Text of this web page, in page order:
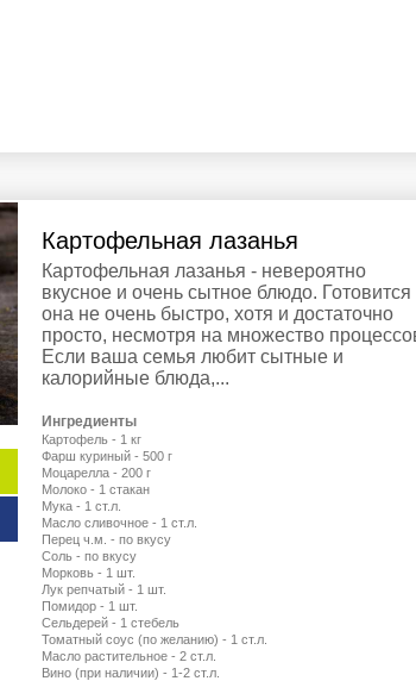
Картофельная лазанья
Картофельная лазанья - невероятно
вкусное и очень сытное блюдо. Готовится
она не очень быстро, хотя и достаточно
просто, несмотря на множество
Если ваша семья любит сытные и
калорийные блюда,...
Ингредиенты
Картофель - 1 кг
Фарш куриный - 500 г
Моцарелла - 200 г
Молоко - 1 стакан
Мука - 1 ст.л.
Масло сливочное - 1 ст.л.
Перец ч.м. - по вкусу
Соль - по вкусу
Морковь - 1 шт.
Лук репчатый - 1 шт.
Помидор - 1 шт.
Сельдерей - 1 стебель
Томатный соус (по желанию) - 1 ст.л.
Масло растительное - 2 ст.л.
Вино (при наличии) - 1-2 ст.л.